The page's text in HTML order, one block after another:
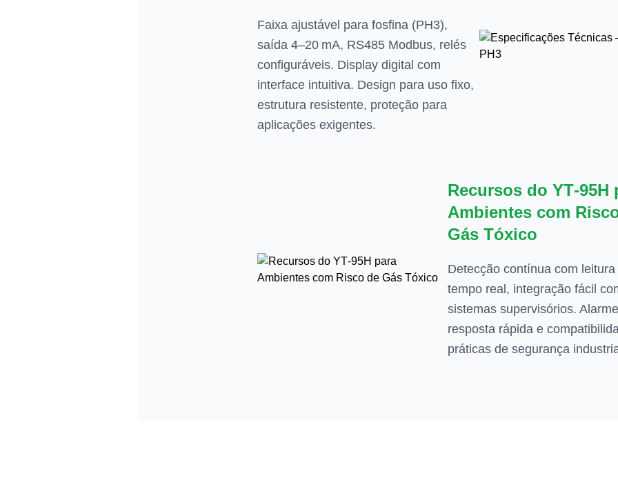
Faixa ajustável para fosfina (PH3),
saída 4–20 mA, RS485 Modbus, relés
configuráveis. Display digital com
interface intuitiva. Design para uso fixo,
estrutura resistente, proteção para
aplicações exigentes.
Recursos do YT‑95H
Ambientes com
Gás Tóxico
Detecção contínua com leitura
tempo real, integração fácil
sistemas supervisórios.
resposta rápida e
práticas de segurança